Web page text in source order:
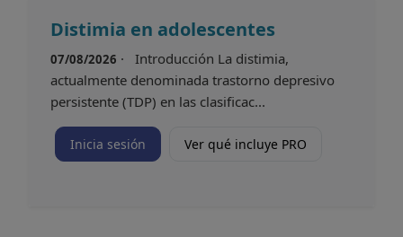
Distimia en adolescentes
07/08/2026 · Introducción La distimia,
actualmente denominada trastorno depresivo
persistente (TDP) en las clasificac...
Inicia sesión Ver qué incluye PRO